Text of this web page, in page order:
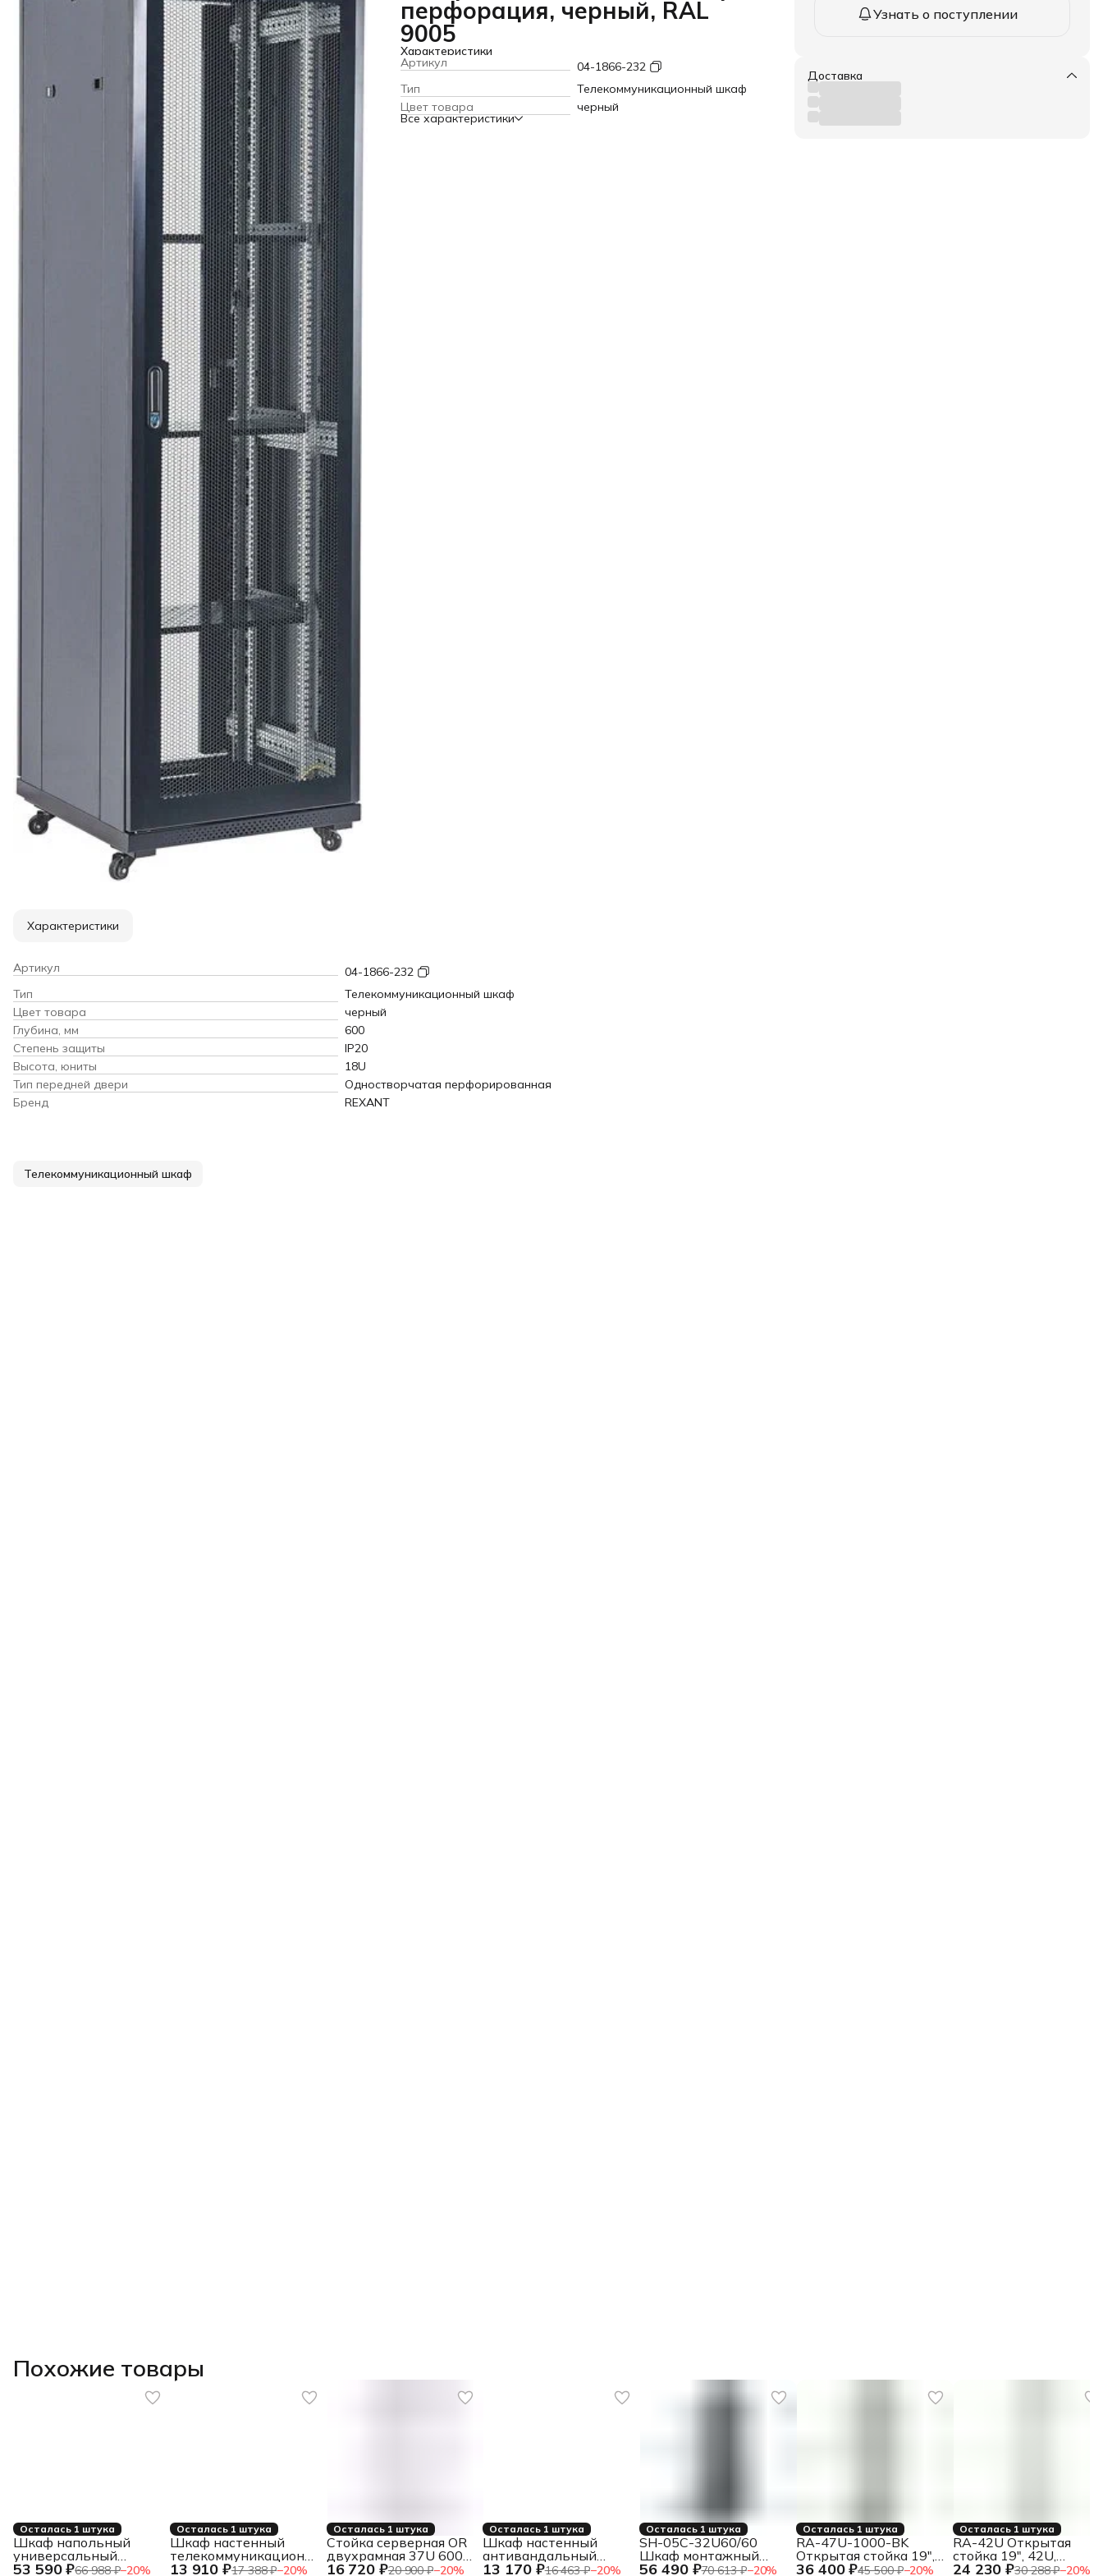
перфорация, черный, RAL
9005
Характеристики
Артикул
04-1866-232
Тип
Телекоммуникационный шкаф
Цвет товара
черный
Все характеристики
Узнать о поступлении
Доставка
Характеристики
Артикул
04-1866-232
Тип
Телекоммуникационный шкаф
Цвет товара
черный
Глубина, мм
600
Степень защиты
IP20
Высота, юниты
18U
Тип передней двери
Одностворчатая перфорированная
Бренд
REXANT
Телекоммуникационный шкаф
Похожие товары
Осталась 1 штука
53 590 ₽66 988 ₽−20%
Шкаф напольный
универсальный
серверный R 32U
Осталась 1 штука
13 910 ₽17 388 ₽−20%
Шкаф настенный
телекоммуникационный
W 9U 600х450х500мм,
Осталась 1 штука
16 720 ₽20 900 ₽−20%
Стойка серверная OR
двухрамная 37U 600-
1000мм, комплект
Осталась 1 штука
13 170 ₽16 463 ₽−20%
Шкаф настенный
антивандальный
распашной WAR 10U
Осталась 1 штука
56 490 ₽70 613 ₽−20%
SH-05C-32U60/60
Шкаф монтажный
телекоммуникационный
Осталась 1 штука
36 400 ₽45 500 ₽−20%
RA-47U-1000-BK
Открытая стойка 19",
47U, двухрамная,
Осталась 1 штука
24 230 ₽30 288 ₽−20%
RA-42U Открытая
стойка 19", 42U,
двухрамная,